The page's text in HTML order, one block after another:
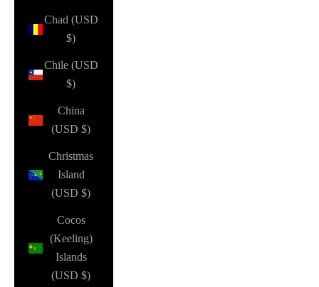
Chad (USD
$)
Chile (USD
$)
China
(USD $)
Christmas
Island
(USD $)
Cocos
(Keeling)
Islands
(USD $)